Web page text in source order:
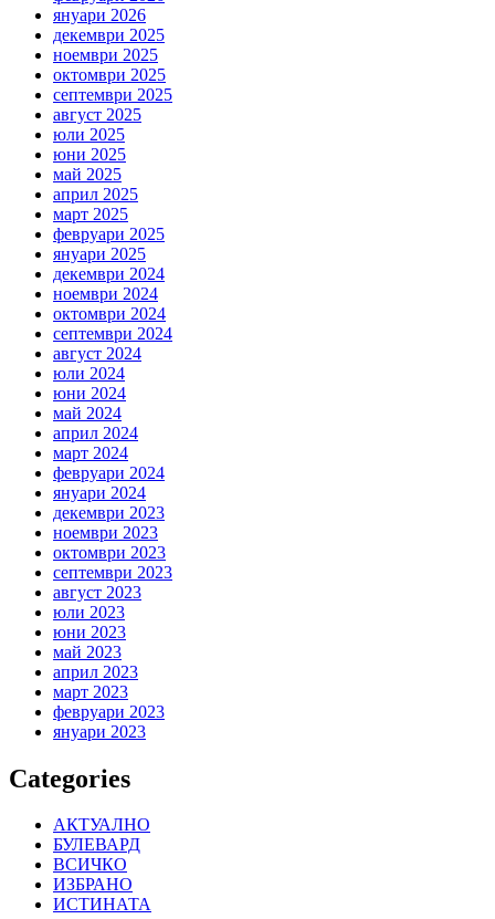
януари 2026
декември 2025
ноември 2025
октомври 2025
септември 2025
август 2025
юли 2025
юни 2025
май 2025
април 2025
март 2025
февруари 2025
януари 2025
декември 2024
ноември 2024
октомври 2024
септември 2024
август 2024
юли 2024
юни 2024
май 2024
април 2024
март 2024
февруари 2024
януари 2024
декември 2023
ноември 2023
октомври 2023
септември 2023
август 2023
юли 2023
юни 2023
май 2023
април 2023
март 2023
февруари 2023
януари 2023
Categories
АКТУАЛНО
БУЛЕВАРД
ВСИЧКО
ИЗБРАНО
ИСТИНАТА